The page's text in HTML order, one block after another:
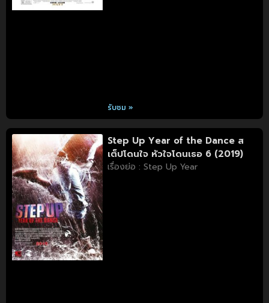
รับชม »
Step Up Year of the Dance ส
เต็ปโดนใจ หัวใจโดนเธอ 6 (2019)
เรื่องย่อ : Step Up Year